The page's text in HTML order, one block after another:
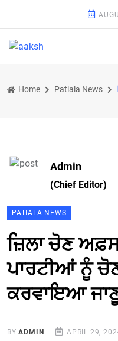
Home Patiala News
Admin
(Chief Editor)
PATIALA NEWS
ਜ਼ਿਲਾ ਚੋਣ
ਪਾਰਟੀਆਂ ਨੂੰ
ਕਰਵਾਇਆ
BYADMIN APRIL 29,